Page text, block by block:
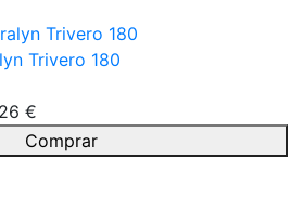
Trivero 180
€
Comprar